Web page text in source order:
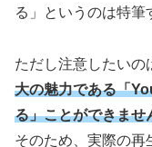
る」というのは特筆
ただし注意したいの
大の魅力である「
る」ことができませ
そのため、実際の再